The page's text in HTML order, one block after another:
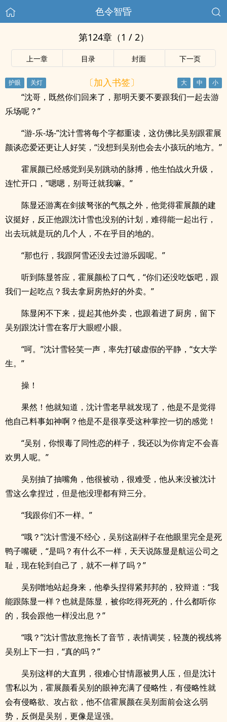
色令智昏
第124章（1 / 2）
上一章 目录 封面 下一页
〔加入书签〕
“沈哥，既然你们回来了，那明天要不要跟我们一起去游
乐场呢？”
“游-乐-场-”沈计雪将每个字都重读，这仿佛比吴别跟霍展
颜谈恋爱还更让人好笑，“没想到吴别也会去小孩玩的地方。”
霍展颜已经感觉到吴别跳动的脉搏，他生怕战火升级，
连忙开口，“嗯嗯，别哥迁就我嘛。”
陈显还游离在剑拔弩张的气氛之外，他觉得霍展颜的建
议挺好，反正他跟沈计雪也没别的计划，难得能一起出行，
出去玩就是玩的几个人，不在乎目的地的。
“那也行，我跟阿雪还没去过游乐园呢。”
听到陈显答应，霍展颜松了口气，“你们还没吃饭吧，跟
我们一起吃点？我去拿厨房热好的外卖。”
陈显闲不下来，提起其他外卖，也跟着进了厨房，留下
吴别跟沈计雪在客厅大眼瞪小眼。
“呵。”沈计雪轻笑一声，率先打破虚假的平静，“女大学
生。”
操！
果然！他就知道，沈计雪老早就发现了，他是不是觉得
他自己料事如神啊？他是不是很享受这种掌控一切的感觉！
“吴别，你恨毒了同性恋的样子，我还以为你肯定不会喜
欢男人呢。”
吴别抽了抽嘴角，他很被动，很难受，他从来没被沈计
雪这么拿捏过，但是他没理都有辩三分。
“我跟你们不一样。”
“哦？”沈计雪漫不经心，吴别这副样子在他眼里完全是死
鸭子嘴硬，“是吗？有什么不一样，天天说陈显是航运公司之
耻，现在轮到自己了，就不一样了吗？”
吴别噌地站起身来，他拳头捏得紧邦邦的，狡辩道：“我
能跟陈显一样？也就是陈显，被你吃得死死的，什么都听你
的，我会跟他一样没出息？”
“哦？”沈计雪故意拖长了音节，表情调笑，轻蔑的视线将
吴别上下一扫，“真的吗？”
吴别这样的大直男，很难心甘情愿被男人压，但是沈计
雪私以为，霍展颜看吴别的眼神充满了侵略性，有侵略性就
会有侵略欲、攻占欲，他不信霍展颜在吴别面前会这么弱
势，反倒是吴别，更像是逞强。